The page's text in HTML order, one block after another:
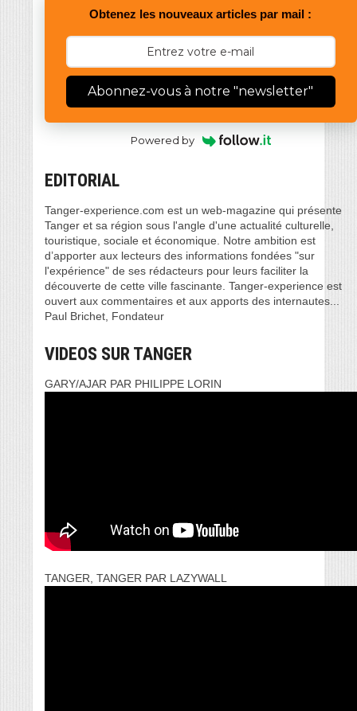
Obtenez les nouveaux articles par mail :
Abonnez-vous à notre "newsletter"
Powered by
EDITORIAL
Tanger-experience.com est un web-magazine qui présente
Tanger et sa région sous l'angle d'une actualité culturelle,
touristique, sociale et économique. Notre ambition est
d’apporter aux lecteurs des informations fondées "sur
l'expérience" de ses rédacteurs pour leurs faciliter la
découverte de cette ville fascinante. Tanger-experience est
ouvert aux commentaires et aux apports des internautes...
Paul Brichet, Fondateur
VIDEOS SUR TANGER
GARY/AJAR PAR PHILIPPE LORIN
TANGER, TANGER PAR LAZYWALL